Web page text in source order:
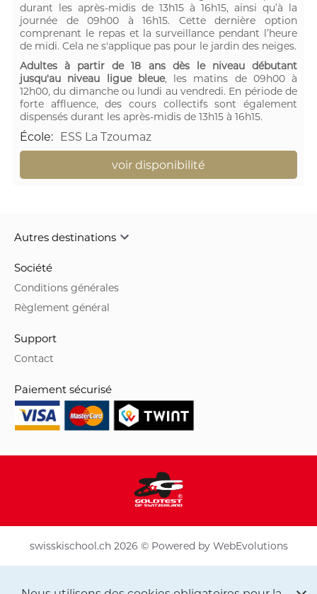
durant les après-midis de 13h15 à 16h15, ainsi qu’à la
journée de 09h00 à 16h15. Cette dernière option
comprenant le repas et la surveillance pendant l’heure
de midi. Cela ne s'applique pas pour le jardin des neiges.
Adultes à partir de 18 ans dès le niveau débutant
jusqu'au niveau ligue bleue, les matins de 09h00 à
12h00, du dimanche ou lundi au vendredi. En période de
forte affluence, des cours collectifs sont également
dispensés durant les après-midis de 13h15 à 16h15.
École: ESS La Tzoumaz
voir disponibilité
Autres destinations
Société
Conditions générales
Règlement général
Support
Contact
Paiement sécurisé
swisskischool.ch 2026 © Powered by WebEvolutions